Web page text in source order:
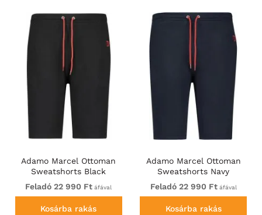
Adamo Marcel Ottoman
Sweatshorts Black
Feladó 22 990 Ft áfával
Kosárba rakás
Adamo Marcel Ottoman
Sweatshorts Navy
Feladó 22 990 Ftáfával
Kosárba rakás